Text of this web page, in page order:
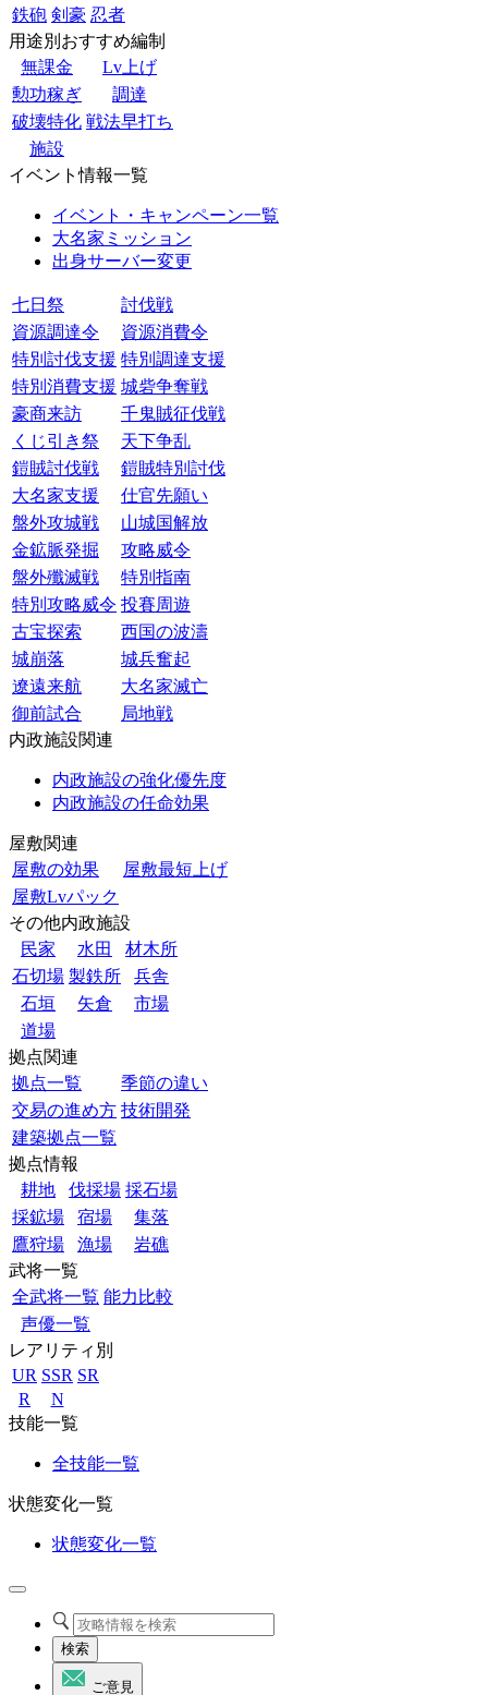
鉄砲 剣豪 忍者
用途別おすすめ編制
無課金
Lv上げ
勲功稼ぎ
調達
破壊特化 戦法早打ち
施設
イベント情報一覧
イベント・キャンペーン一覧
大名家ミッション
出身サーバー変更
七日祭
討伐戦
資源調達令
資源消費令
特別討伐支援 特別調達支援
特別消費支援 城砦争奪戦
豪商来訪
千鬼賊征伐戦
くじ引き祭
天下争乱
鎧賊討伐戦
鎧賊特別討伐
大名家支援
仕官先願い
盤外攻城戦
山城国解放
金鉱脈発掘
攻略威令
盤外殲滅戦
特別指南
特別攻略威令 投賽周遊
古宝探索
西国の波濤
城崩落
城兵奮起
遼遠来航
大名家滅亡
御前試合
局地戦
内政施設関連
内政施設の強化優先度
内政施設の任命効果
屋敷関連
屋敷の効果
屋敷最短上げ
屋敷Lvパック
その他内政施設
民家
水田
材木所
石切場 製鉄所
兵舎
石垣
矢倉
市場
道場
拠点関連
拠点一覧
季節の違い
交易の進め方 技術開発
建築拠点一覧
拠点情報
耕地
伐採場 採石場
採鉱場
宿場
集落
鷹狩場
漁場
岩礁
武将一覧
全武将一覧 能力比較
声優一覧
レアリティ別
UR SSR SR
R
N
技能一覧
全技能一覧
状態変化一覧
状態変化一覧
検索
ご意見